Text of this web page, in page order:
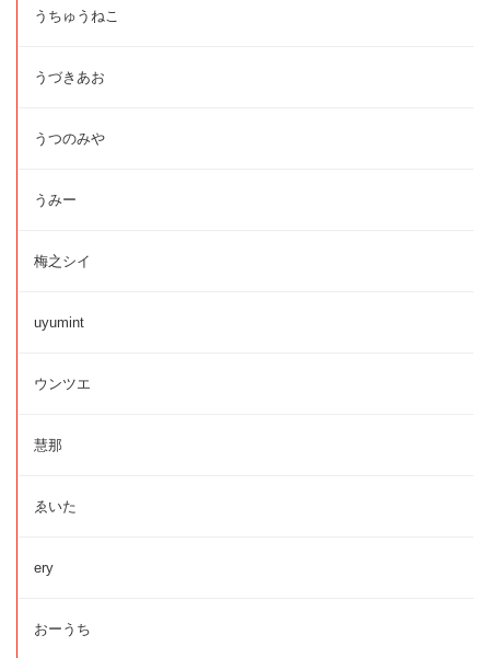
うちゅうねこ
うづきあお
うつのみや
うみー
梅之シイ
uyumint
ウンツエ
慧那
ゑいた
ery
おーうち